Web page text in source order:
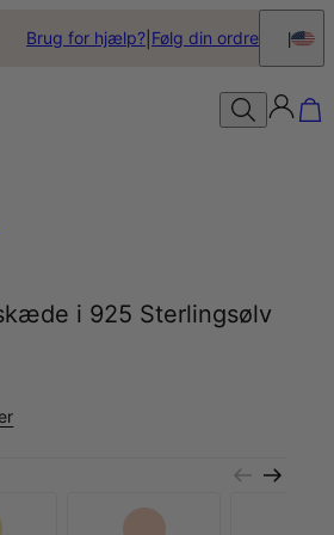
Brug for hjælp? Følg din ordre
i 925 Sterlingsølv